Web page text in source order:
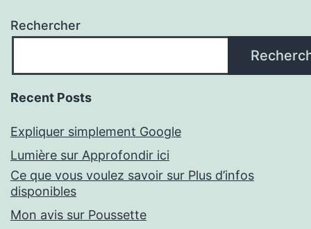
Rechercher
Recent Posts
Expliquer simplement Google
Lumière sur Approfondir ici
Ce que vous voulez savoir sur Plus d’infos
disponibles
Mon avis sur Poussette